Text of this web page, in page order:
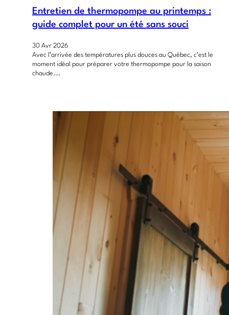
Entretien de thermopompe au printemps :
guide complet pour un été sans souci
30 Avr 2026
Avec l’arrivée des températures plus douces au Québec, c’est le
moment idéal pour préparer votre thermopompe pour la saison
chaude.…